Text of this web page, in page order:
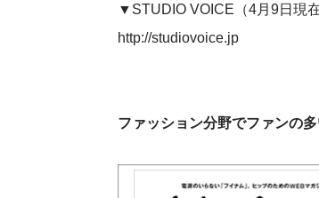
▼STUDIO VOICE（4月9日現
http://studiovoice.jp
ファッション分野でファンの